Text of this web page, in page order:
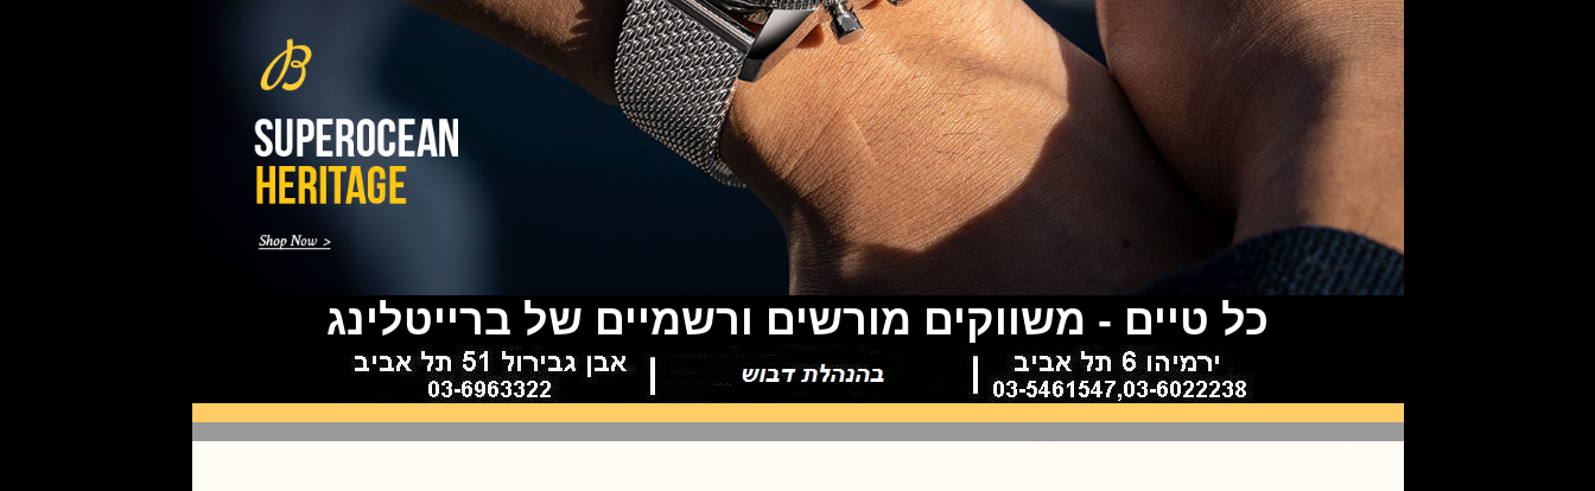
כל טיים - משווקים מורשים ורשמיים של ברייטלינג